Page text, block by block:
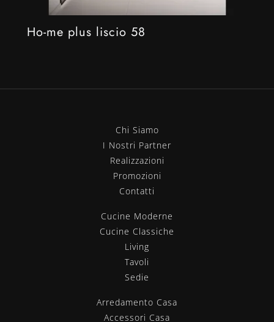
Ho-me plus liscio 58
Chi Siamo
I Nostri Partner
Realizzazioni
Promozioni
Contatti
Cucine Moderne
Cucine Classiche
Living
Tavoli
Sedie
Arredamento Casa
Accessori Casa